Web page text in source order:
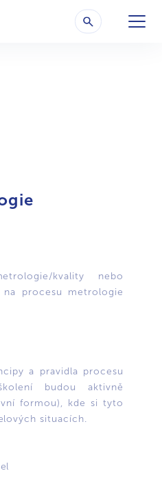
kvality nebo
procesu metrologie
a pravidla procesu
budou aktivně
formou), kde si tyto
situacích.